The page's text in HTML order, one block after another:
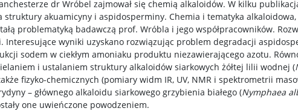
dr Wróbel zajmował się chemią alkaloidów. W kilku
struktury akuamicyny i aspidosperminy. Chemia i tematyka alkaloidowa,
problematyką badawczą prof. Wróbla i jego współpracowników.
wyniki uzyskano rozwiązując problem degradacji
sodem w ciekłym amoniaku produktu niezawierającego azotu.
i ustalaniem struktury alkaloidów siarkowych żółtej lilii wodnej (
fizyko-chemicznych (pomiary widm IR, UV, NMR i spektrometrii
– głównego alkaloidu siarkowego grzybienia białego (Nymphaea
one uwieńczone powodzeniem.